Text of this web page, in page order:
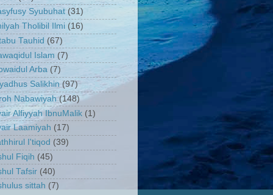
Syubuhat (31)
Tholibil Ilmi (16)
Tauhid (67)
Islam (7)
Arba (7)
Salikhin (97)
Nabawiyah (148)
Alfiyyah IbnuMalik (1)
Laamiyah (17)
I'tiqod (39)
Fiqih (45)
Tafsir (40)
sittah (7)